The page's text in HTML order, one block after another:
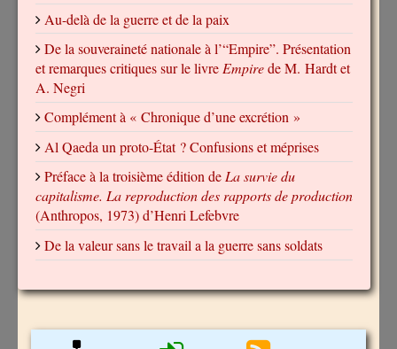
Au-delà de la guerre et de la paix
De la souveraineté nationale à l’“Empire”. Présentation
et remarques critiques sur le livre Empirede M. Hardt et
A. Negri
Complément à « Chronique d’une excrétion »
Al Qaeda un proto-État ? Confusions et méprises
Préface à la troisième édition deLa survie du
capitalisme. La reproduction des rapports de production
(Anthropos, 1973) d’Henri Lefebvre
De la valeur sans le travail a la guerre sans soldats